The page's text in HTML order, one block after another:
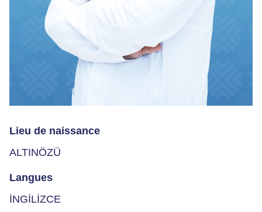
Lieu de naissance
ALTINÖZÜ
Langues
İNGİLİZCE